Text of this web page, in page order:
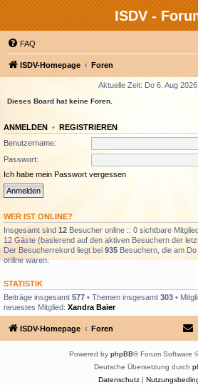
ISDV -
FAQ
ISDV-Homepage Foren
Aktuelle Zeit: Do 6. Aug
Dieses Board hat keine Foren.
ANMELDEN • REGISTRIEREN
Benutzername:
Passwort:
Ich habe mein Passwort vergessen
WER IST ONLINE?
Insgesamt sind 12 Besucher online :: 0 sichtbare
12 Gäste (basierend auf den aktiven Besuchern der
Der Besucherrekord liegt bei 935 Besuchern, die am
online waren.
STATISTIK
Beiträge insgesamt 577 • Themen insgesamt 303 •
neuestes Mitglied: Xandra Baier
ISDV-Homepage Foren
Powered by phpBB® Forum Software
Deutsche Übersetzung durch
Datenschutz|